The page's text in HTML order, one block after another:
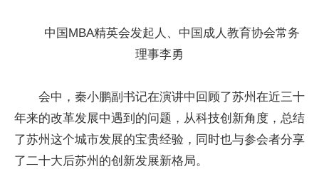
中国MBA精英会发起人、中国成人教育协会常务
理事李勇
会中，秦小鹏副书记在演讲中回顾了苏州在近三十
年来的改革发展中遇到的问题，从科技创新角度，总结
了苏州这个城市发展的宝贵经验，同时也与参会者分享
了二十大后苏州的创新发展新格局。